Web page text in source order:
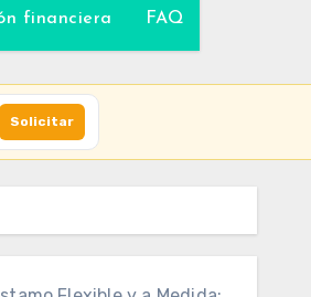
financiera FAQ
Solicitar